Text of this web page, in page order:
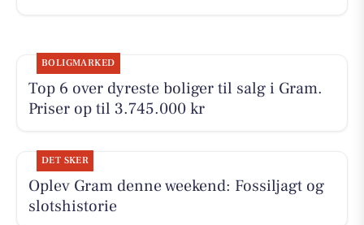
BOLIGMARKED
Top 6 over dyreste boliger til salg i Gram.
Priser op til 3.745.000 kr
DET SKER
Oplev Gram denne weekend: Fossiljagt og
slotshistorie